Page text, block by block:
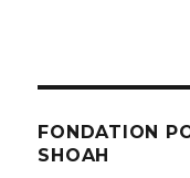
FONDATION
SHOAH